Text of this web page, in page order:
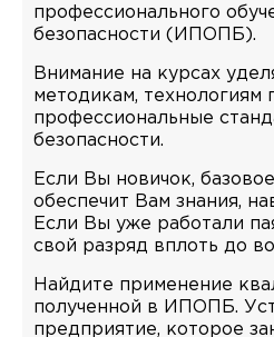
профессионального
безопасности (ИПОПБ).
Внимание на курсах
методикам, технологиям
профессиональные
безопасности.
Если Вы новичок,
обеспечит Вам знания,
Если Вы уже работали
свой разряд вплоть до
Найдите применение
полученной в ИПОПБ.
предприятие, которое